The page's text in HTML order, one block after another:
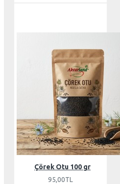
Çörek Otu 100 gr
95,00TL